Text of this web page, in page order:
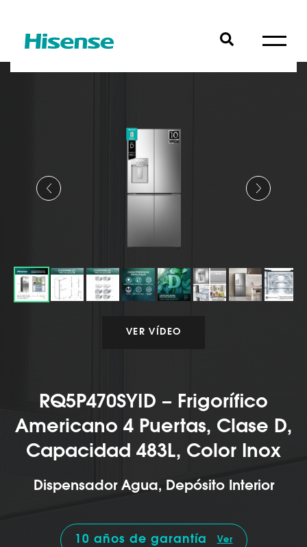
RQ5P470SYID – Frigorífico
Americano 4 Puertas, Clase D,
Capacidad 483L, Color Inox
10 años de garantía Ver
Dispensador Agua, Depósito Interior
VER VÍDEO